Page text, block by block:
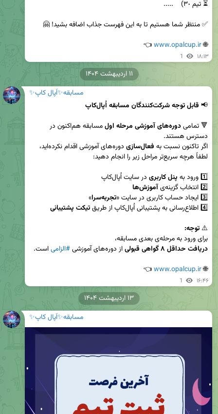
🌐
www.opalcup.ir
👈
1 ۱۸:۱۳
مسابقه✨اُپال کاپ✨
📢 قابل توجه شرکت‌کنندگان مسابقه اُپال‌کاپ
🔻 تمامی دوره‌های آموزشی مرحله اول
اگر تاکنون نسبت به فعال‌سازی
1️⃣ ورود به
پنل کاربری
2️⃣ انتخاب گزینه‌ی
آموزش‌ها
3️⃣ ایجاد حساب کاربری در سایت «
تجربه‌سرا
4️⃣ اطلاع‌رسانی به پشتیبانی اُپال‌کاپ از طریق
تیکت پشتیبانی
⚠️ توجه:
برای ورود به مرحله‌ی بعدی مسابقه،
دریافت حداقل ۸ گواهی قبولی
از دوره‌های آموزشی #الزامی
🌐
www.opalcup.ir
👈
1 ۱۶:۴۶
۱۱ اردیبهشت ۱۴۰۴
مسابقه✨اُپال کاپ✨
۱۳ اردیبهشت ۱۴۰۴